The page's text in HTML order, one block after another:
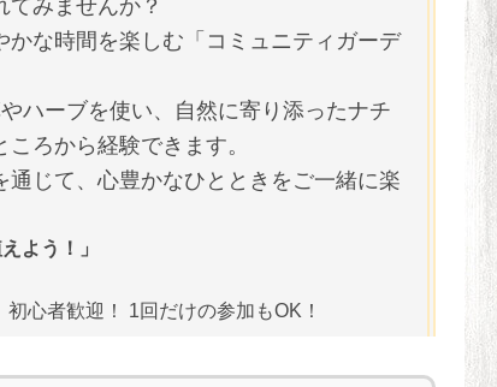
みませんか？
な時間を楽しむ「コミュニティガーデ
ハーブを使い、自然に寄り添ったナチ
ろから経験できます。
じて、心豊かなひとときをご一緒に楽
よう！」
心者歓迎！ 1回だけの参加もOK！